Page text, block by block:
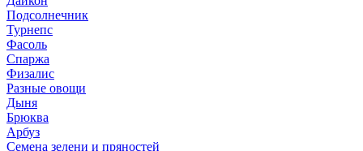
Подсолнечник
Турнепс
Фасоль
Спаржа
Физалис
Разные овощи
Дыня
Брюква
Арбуз
Семена зелени и пряностей